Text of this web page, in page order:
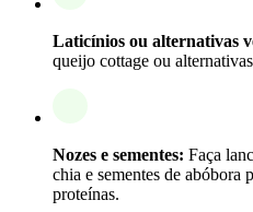
Laticínios ou alternativas
queijo cottage ou
Nozes e sementes: Faça
chia e sementes de abóbora
proteínas.